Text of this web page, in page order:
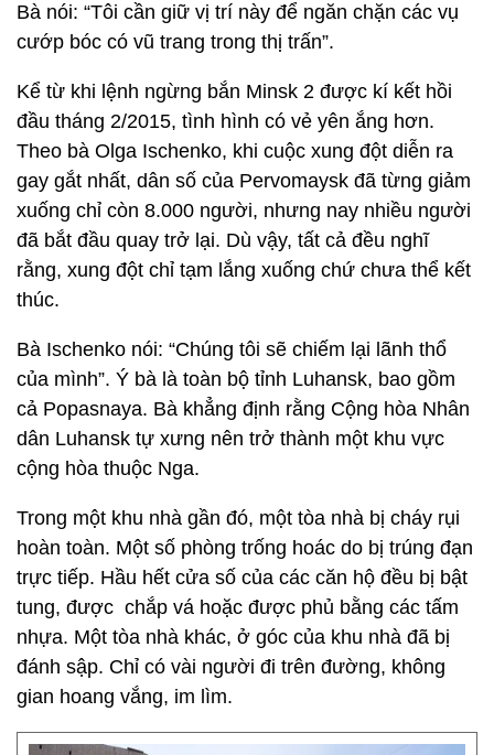
Bà nói: “Tôi cần giữ vị trí này để ngăn chặn các vụ
cướp bóc có vũ trang trong thị trấn”.
Kể từ khi lệnh ngừng bắn Minsk 2 được kí kết hồi
đầu tháng 2/2015, tình hình có vẻ yên ắng hơn.
Theo bà Olga Ischenko, khi cuộc xung đột diễn ra
gay gắt nhất, dân số của Pervomaysk đã từng giảm
xuống chỉ còn 8.000 người, nhưng nay nhiều người
đã bắt đầu quay trở lại. Dù vậy, tất cả đều nghĩ
rằng, xung đột chỉ tạm lắng xuống chứ chưa thể kết
thúc.
Bà Ischenko nói: “Chúng tôi sẽ chiếm lại lãnh thổ
của mình”. Ý bà là toàn bộ tỉnh Luhansk, bao gồm
cả Popasnaya. Bà khẳng định rằng Cộng hòa Nhân
dân Luhansk tự xưng nên trở thành một khu vực
cộng hòa thuộc Nga.
Trong một khu nhà gần đó, một tòa nhà bị cháy rụi
hoàn toàn. Một số phòng trống hoác do bị trúng đạn
trực tiếp. Hầu hết cửa số của các căn hộ đều bị bật
tung, được chắp vá hoặc được phủ bằng các tấm
nhựa. Một tòa nhà khác, ở góc của khu nhà đã bị
đánh sập. Chỉ có vài người đi trên đường, không
gian hoang vắng, im lìm.